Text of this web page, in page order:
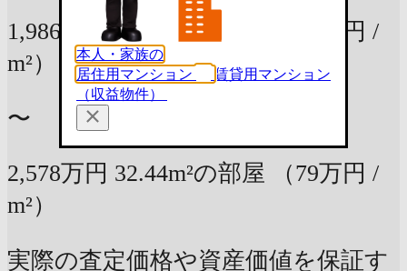
1,986万円 32.44m²の部屋
（61万円 /
m²）
〜
2,578万円 32.44m²の部屋
（79万円 /
m²）
実際の査定価格や資産価値を保証す
本人・家族の
居住用マンション
賃貸用マンション
（収益物件）